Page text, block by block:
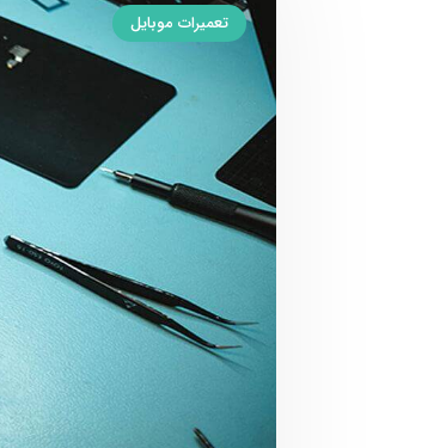
تعمیرات موبایل